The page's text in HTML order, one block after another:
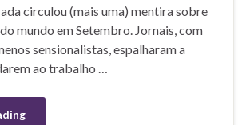
circulou (mais uma) mentira sobre
mundo em Setembro. Jornais, com
sensionalistas, espalharam a
ao trabalho …